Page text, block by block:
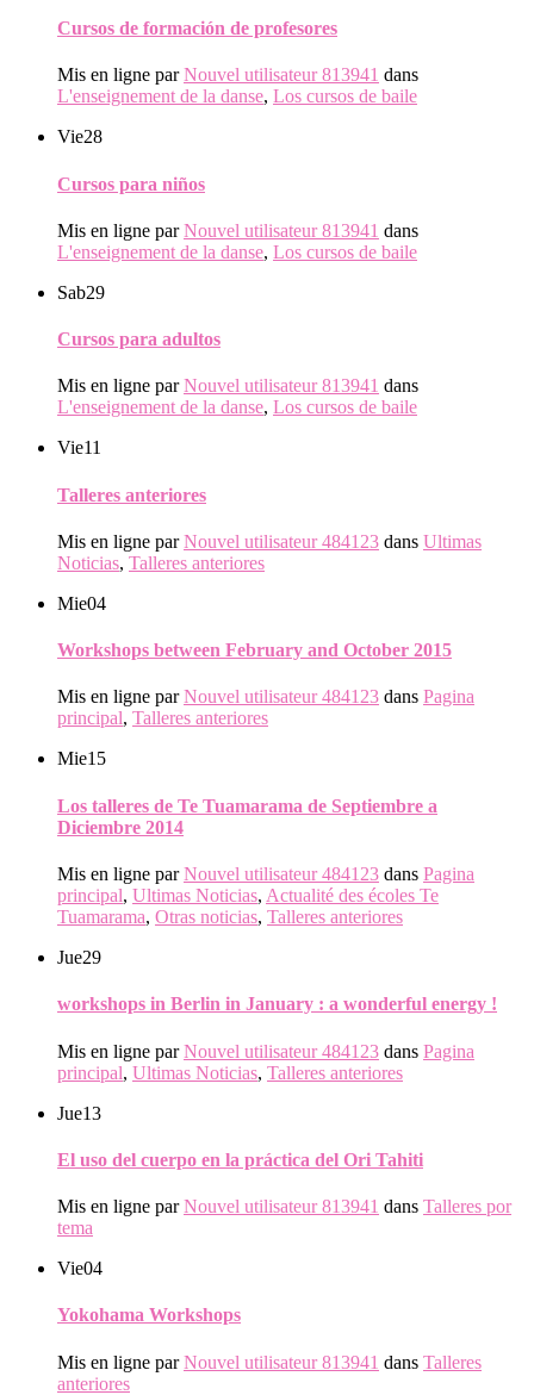
Cursos de formación de profesores
Mis en ligne parNouvel utilisateur 813941 dans
L'enseignement de la danse, Los cursos de baile
Vie28
Cursos para niños
Mis en ligne parNouvel utilisateur 813941 dans
L'enseignement de la danse, Los cursos de baile
Sab29
Cursos para adultos
Mis en ligne parNouvel utilisateur 813941 dans
L'enseignement de la danse, Los cursos de baile
Vie11
Talleres anteriores
Mis en ligne parNouvel utilisateur 484123 dans Ultimas
Noticias, Talleres anteriores
Mie04
Workshops between February and October 2015
Mis en ligne parNouvel utilisateur 484123 dans Pagina
principal, Talleres anteriores
Mie15
Los talleres de Te Tuamarama de Septiembre a
Diciembre 2014
Mis en ligne parNouvel utilisateur 484123 dans Pagina
principal, Ultimas Noticias, Actualité des écoles Te
Tuamarama, Otras noticias, Talleres anteriores
Jue29
workshops in Berlin in January : a wonderful energy !
Mis en ligne parNouvel utilisateur 484123 dans Pagina
principal, Ultimas Noticias, Talleres anteriores
Jue13
El uso del cuerpo en la práctica del Ori Tahiti
Mis en ligne parNouvel utilisateur 813941 dans Talleres por
tema
Vie04
Yokohama Workshops
Mis en ligne parNouvel utilisateur 813941 dans Talleres
anteriores